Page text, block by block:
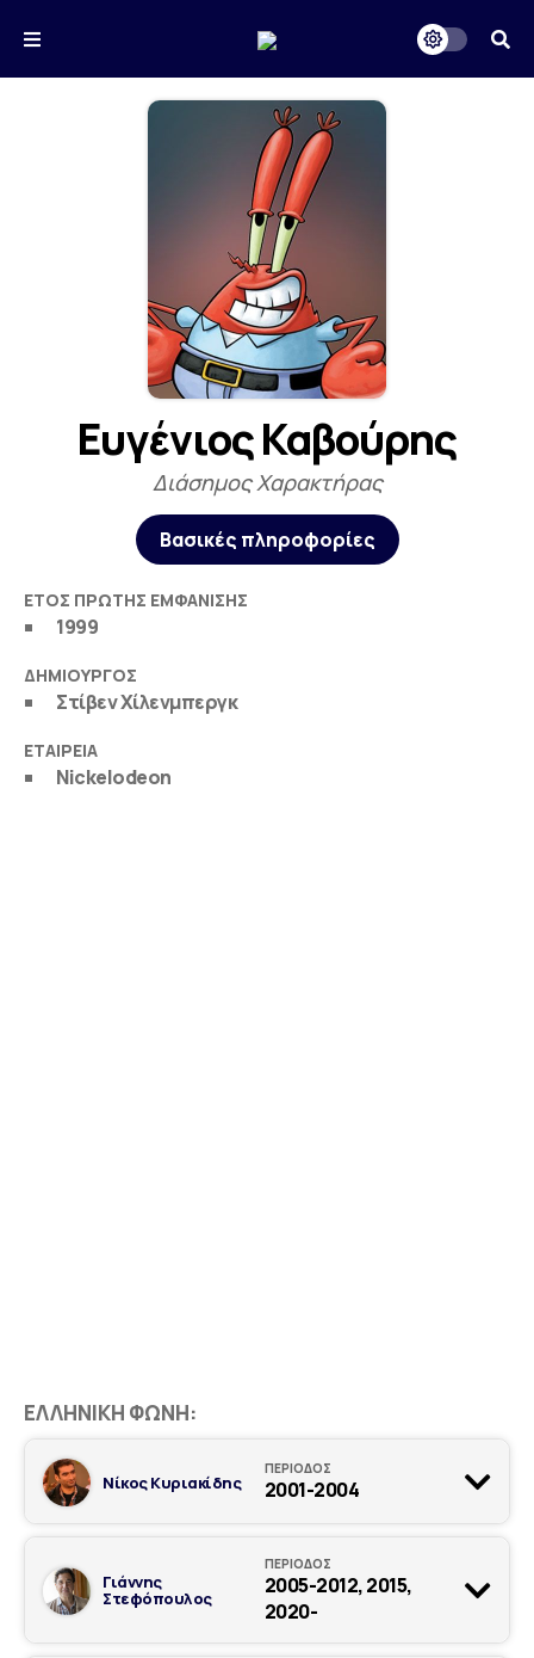
Ευγένιος Καβούρης
Διάσημος Χαρακτήρας
Βασικές πληροφορίες
ΈΤΟΣ ΠΡΏΤΗΣ ΕΜΦΆΝΙΣΗΣ
1999
ΔΗΜΙΟΥΡΓΌΣ
Στίβεν Χίλενμπεργκ
ΕΤΑΙΡΕΊΑ
Nickelodeon
ΕΛΛΗΝΙΚΉ ΦΩΝΉ:
Νίκος Κυριακίδης
ΠΕΡΙΟΔΟΣ
2001-2004
Γιάννης
Στεφόπουλος
ΠΕΡΙΟΔΟΣ
2005-2012, 2015,
2020-